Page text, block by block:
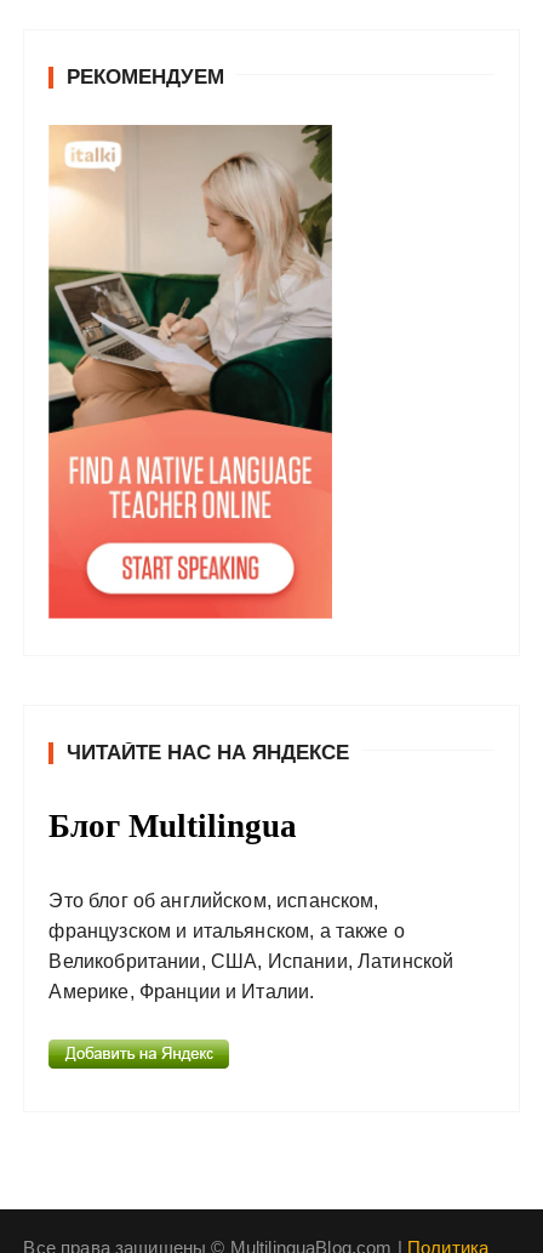
РЕКОМЕНДУЕМ
ЧИТАЙТЕ НАС НА ЯНДЕКСЕ
Блог Multilingua
Это блог об английском, испанском,
французском и итальянском, а также о
Великобритании, США, Испании, Латинской
Америке, Франции и Италии.
Все права защищены © MultilinguaBlog.com | Политика